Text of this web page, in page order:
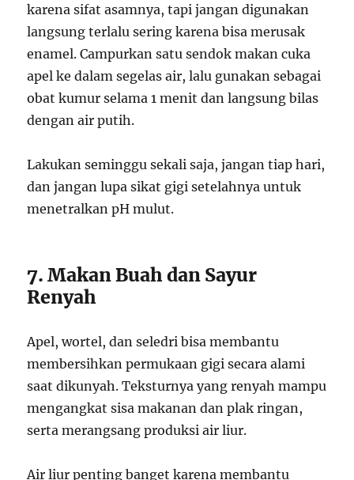
karena sifat asamnya, tapi jangan digunakan
langsung terlalu sering karena bisa merusak
enamel. Campurkan satu sendok makan cuka
apel ke dalam segelas air, lalu gunakan sebagai
obat kumur selama 1 menit dan langsung bilas
dengan air putih.
Lakukan seminggu sekali saja, jangan tiap hari,
dan jangan lupa sikat gigi setelahnya untuk
menetralkan pH mulut.
7. Makan Buah dan Sayur
Renyah
Apel, wortel, dan seledri bisa membantu
membersihkan permukaan gigi secara alami
saat dikunyah. Teksturnya yang renyah mampu
mengangkat sisa makanan dan plak ringan,
serta merangsang produksi air liur.
Air liur penting banget karena membantu